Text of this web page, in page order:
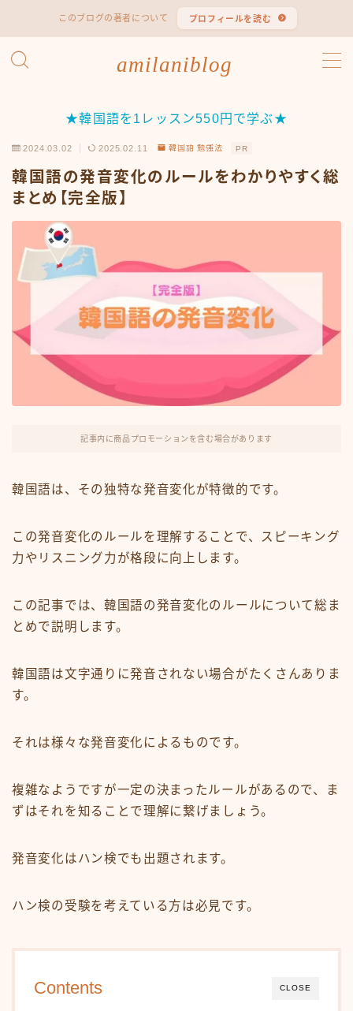
このブログの著者について プロフィールを読む
amilaniblog
MENU
韓国語 検定試験
ハン検（ハングル能力検定試験）
TOPIK（韓国語能力試験）
韓国エンタメ
韓国ドラマ
韓国映画
韓国バラエティ
韓国情報
★韓国語を1レッスン550円で学ぶ★
2024.03.02 2025.02.11 韓国語 勉強法 PR
韓国語の発音変化のルールをわかりやすく総
まとめ【完全版】
記事内に商品プロモーションを含む場合があります
韓国語は、その独特な発音変化が特徴的です。
この発音変化のルールを理解することで、スピーキング
力やリスニング力が格段に向上します。
この記事では、韓国語の発音変化のルールについて総ま
とめで説明します。
韓国語は文字通りに発音されない場合がたくさんありま
す。
それは様々な発音変化によるものです。
複雑なようですが一定の決まったルールがあるので、ま
ずはそれを知ることで理解に繋げましょう。
発音変化はハン検でも出題されます。
ハン検の受験を考えている方は必見です。
CLOSE
Contents